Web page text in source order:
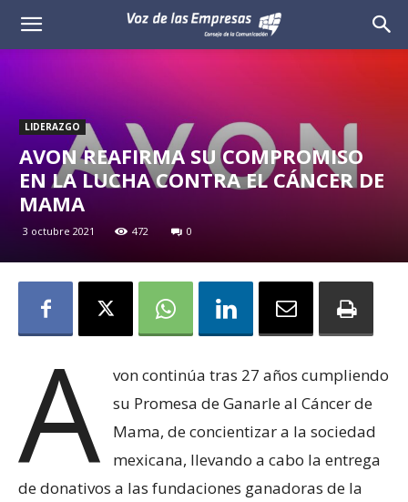
Voz
Empresas
LIDERAZGO
AVON REAFIRMA SU COMPROMISO
EN LA LUCHA CONTRA EL CÁNCER DE
MAMA
3 octubre 2021 472 0
A
von continúa tras 27 años cumpliendo
su Promesa de Ganarle al Cáncer de
Mama, de concientizar a la sociedad
mexicana, llevando a cabo la entrega
de donativos a las fundaciones ganadoras de la